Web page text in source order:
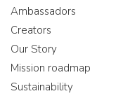
Ambassadors
Creators
Our Story
Mission roadmap
Sustainability